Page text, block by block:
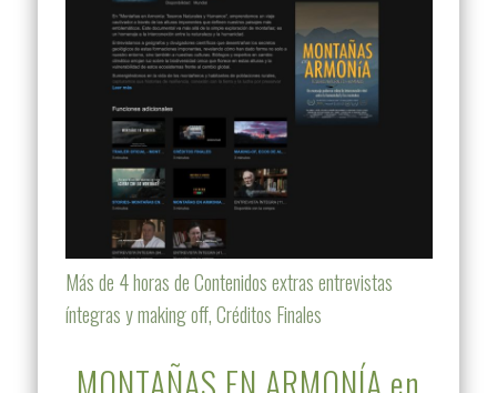
Más de 4 horas de Contenidos extras entrevistas
íntegras y making off, Créditos Finales